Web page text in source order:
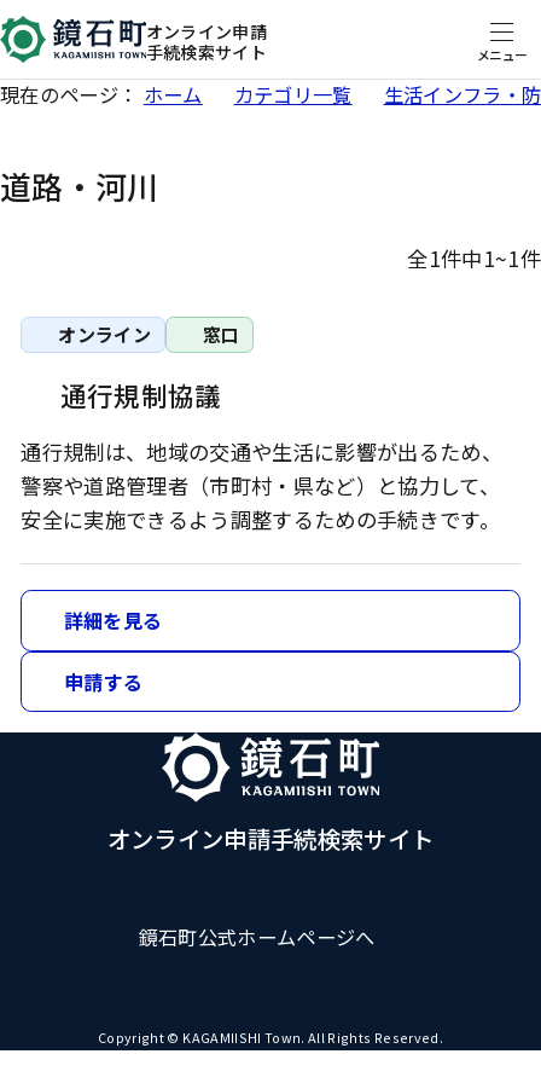
オンライン申請
手続検索サイト
メニュー
現在のページ： ホーム カテゴリ一覧 生活インフラ・
道路・河川
全1件中1~1件
オンライン 窓口
通行規制協議
通行規制は、地域の交通や生活に影響が出るため、
警察や道路管理者（市町村・県など）と協力して、
安全に実施できるよう調整するための手続きです。
詳細を見る
申請する
オンライン申請手続検索サイト
鏡石町公式ホームページへ
Copyright © KAGAMIISHI Town. All Rights Reserved.